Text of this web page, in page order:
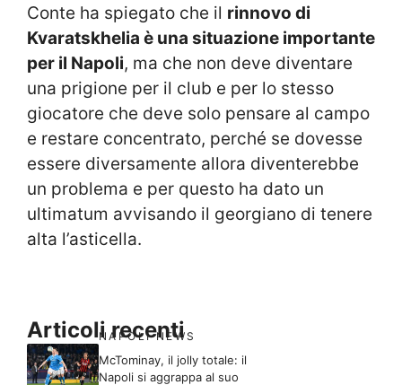
Conte ha spiegato che il rinnovo di
Kvaratskhelia è una situazione importante
per il Napoli, ma che non deve diventare
una prigione per il club e per lo stesso
giocatore che deve solo pensare al campo
e restare concentrato, perché se dovesse
essere diversamente allora diventerebbe
un problema e per questo ha dato un
ultimatum avvisando il georgiano di tenere
alta l’asticella.
Articoli recenti
NAPOLI NEWS
McTominay, il jolly totale: il
Napoli si aggrappa al suo